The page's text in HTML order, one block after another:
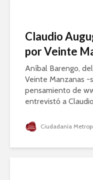
Claudio
por Veinte
Aníbal Barengo,
Veinte Manzanas -
pensamiento de
entrevistó a
Ciudadanía